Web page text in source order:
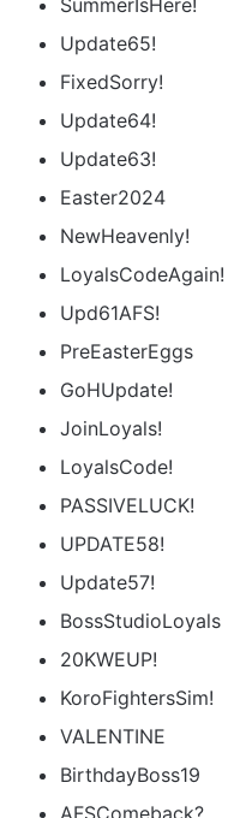
SummerIsHere!
Update65!
FixedSorry!
Update64!
Update63!
Easter2024
NewHeavenly!
LoyalsCodeAgain!
Upd61AFS!
PreEasterEggs
GoHUpdate!
JoinLoyals!
LoyalsCode!
PASSIVELUCK!
UPDATE58!
Update57!
BossStudioLoyals
20KWEUP!
KoroFightersSim!
VALENTINE
BirthdayBoss19